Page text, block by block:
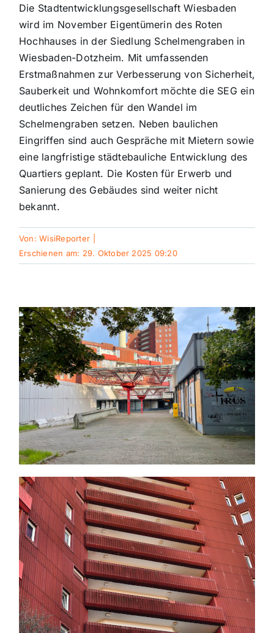
Sport
Kultur
Panorama
Mein Stadtteil
Galerie
Verkehrsmeldungen
Polizeimeldungen
Gewinnspiele
Die Stadtentwicklungsgesellschaft Wiesbaden
wird im November Eigentümerin des Roten
Hochhauses in der Siedlung Schelmengraben in
Wiesbaden-Dotzheim. Mit umfassenden
Erstmaßnahmen zur Verbesserung von Sicherheit,
Sauberkeit und Wohnkomfort möchte die SEG ein
deutliches Zeichen für den Wandel im
Schelmengraben setzen. Neben baulichen
Eingriffen sind auch Gespräche mit Mietern sowie
eine langfristige städtebauliche Entwicklung des
Quartiers geplant. Die Kosten für Erwerb und
Sanierung des Gebäudes sind weiter nicht
bekannt.
Von:WisiReporter
Erschienen am: 29. Oktober 2025 09:20